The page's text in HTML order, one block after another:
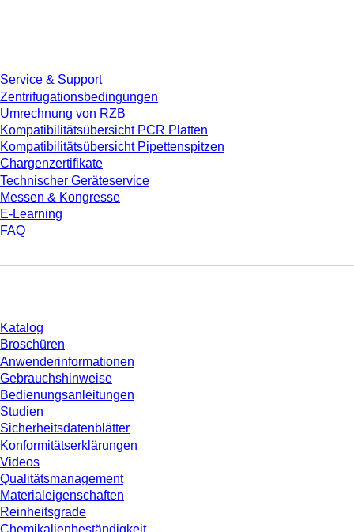
Service & Support
Zentrifugationsbedingungen
Umrechnung von RZB
Kompatibilitätsübersicht PCR Platten
Kompatibilitätsübersicht Pipettenspitzen
Chargenzertifikate
Technischer Geräteservice
Messen & Kongresse
E-Learning
FAQ
Katalog
Broschüren
Anwenderinformationen
Gebrauchshinweise
Bedienungsanleitungen
Studien
Sicherheitsdatenblätter
Konformitätserklärungen
Videos
Qualitätsmanagement
Materialeigenschaften
Reinheitsgrade
Chemikalienbeständigkeit